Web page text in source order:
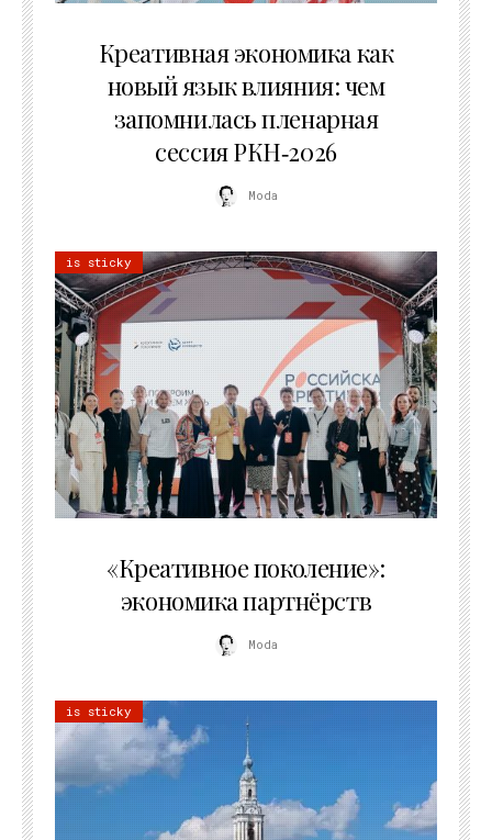
Креативная экономика как
новый язык влияния: чем
запомнилась пленарная
сессия РКН‑2026
Moda
is sticky
«Креативное поколение»:
экономика партнёрств
Moda
is sticky